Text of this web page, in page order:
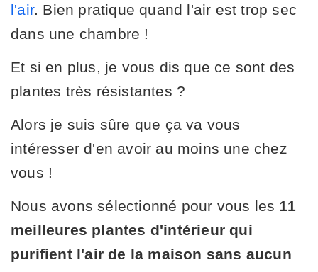
l'air. Bien pratique quand l'air est trop sec
dans une chambre !
Et si en plus, je vous dis que ce sont des
plantes très résistantes ?
Alors je suis sûre que ça va vous
intéresser d'en avoir au moins une chez
vous !
Nous avons sélectionné pour vous les 11
meilleures plantes d'intérieur qui
purifient l'air de la maison sans aucun